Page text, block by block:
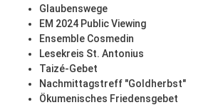
Glaubenswege
EM 2024 Public Viewing
Ensemble Cosmedin
Lesekreis St. Antonius
Taizé-Gebet
Nachmittagstreff "Goldherbst"
Ökumenisches Friedensgebet